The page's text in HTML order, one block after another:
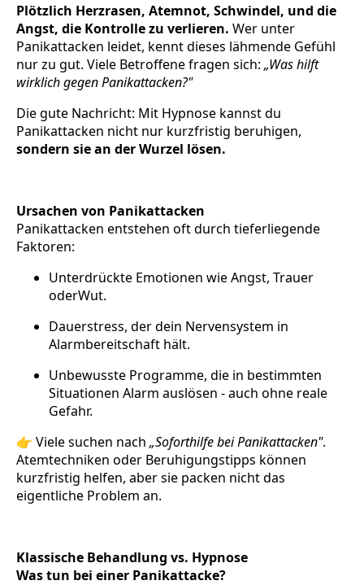
Plötzlich Herzrasen, Atemnot, Schwindel, und die
Angst, die Kontrolle zu verlieren. Wer unter
Panikattacken leidet, kennt dieses lähmende Gefühl
nur zu gut. Viele Betroffene fragen sich: „Was hilft
wirklich gegen Panikattacken?"
Die gute Nachricht: Mit Hypnose kannst du
Panikattacken nicht nur kurzfristig beruhigen,
sondern sie an der Wurzel lösen.
Ursachen von Panikattacken
Panikattacken entstehen oft durch tieferliegende
Faktoren:
Unterdrückte Emotionen wie Angst, Trauer
oderWut.
Dauerstress, der dein Nervensystem in
Alarmbereitschaft hält.
Unbewusste Programme, die in bestimmten
Situationen Alarm auslösen - auch ohne reale
Gefahr.
👉 Viele suchen nach „Soforthilfe bei Panikattacken".
Atemtechniken oder Beruhigungstipps können
kurzfristig helfen, aber sie packen nicht das
eigentliche Problem an.
Klassische Behandlung vs. Hypnose
Was tun bei einer Panikattacke?